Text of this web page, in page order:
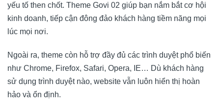
yếu tố then chốt. Theme Govi 02 giúp bạn nắm bắt cơ hội
kinh doanh, tiếp cận đông đảo khách hàng tiềm năng mọi
lúc mọi nơi.
Ngoài ra, theme còn hỗ trợ đầy đủ các trình duyệt phổ biến
như Chrome, Firefox, Safari, Opera, IE… Dù khách hàng
sử dụng trình duyệt nào, website vẫn luôn hiển thị hoàn
hảo và ổn định.